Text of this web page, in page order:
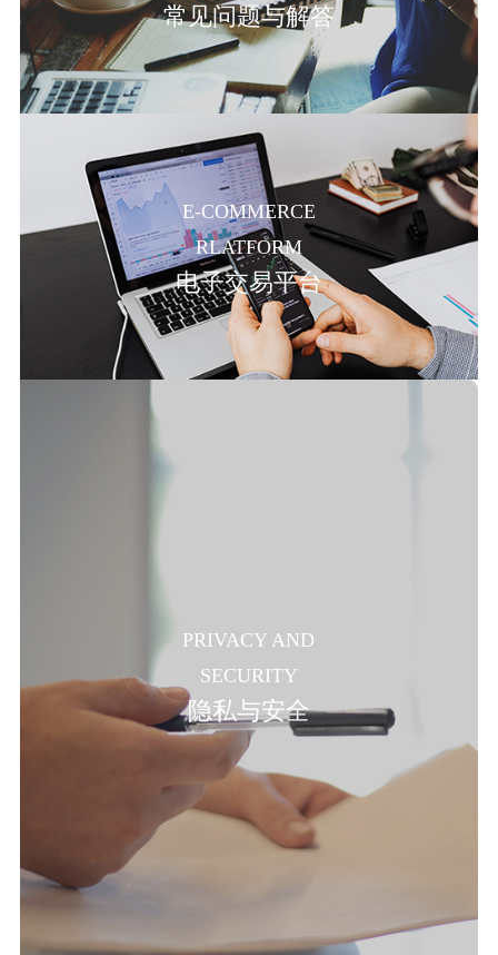
常见问题与解答
E-COMMERCE
RLATFORM
电子交易平台
PRIVACY AND
SECURITY
隐私与安全